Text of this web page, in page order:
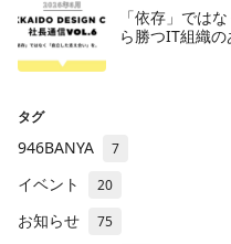
「依存」では
ら勝つIT組織
タグ
946BANYA 7
イベント 20
お知らせ 75